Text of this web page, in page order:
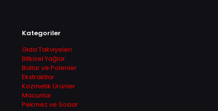
Kategoriler
Gıda Takviyeleri
Bitkisel Yağlar
Ballar ve Polenler
Ekstraktlar
Kozmetik Ürünler
Macunlar
Pekmez ve Soslar